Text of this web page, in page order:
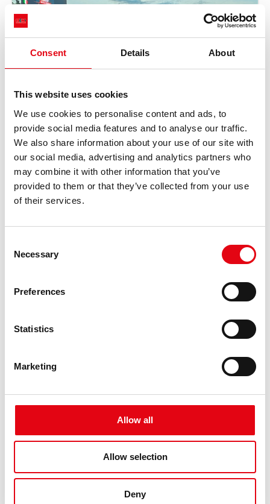
Consent Details About
This website uses cookies
We use cookies to personalise content and ads, to
provide social media features and to analyse our traffic.
We also share information about your use of our site with
our social media, advertising and analytics partners who
may combine it with other information that you’ve
provided to them or that they’ve collected from your use
of their services.
Selection
Necessary
Preferences
Statistics
Marketing
Allow all
Allow selection
Deny